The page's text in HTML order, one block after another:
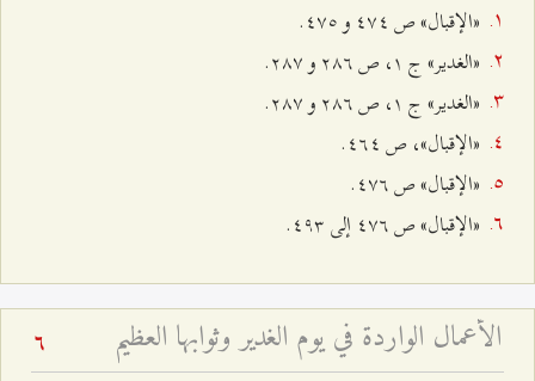
«الإقبال» ص ٤۷٤ و ٤۷٥.
«الغدير» ج ۱، ص ٢۸٦ و ٢۸۷.
«الغدير» ج ۱، ص ٢۸٦ و ٢۸۷.
«الإقبال»، ص ٤٦٤.
«الإقبال» ص ٤۷٦.
«الإقبال» ص ٤۷٦ إلى ٤٩٣.
الأعمال الواردة في يوم الغدير وثوابها العظيم 6